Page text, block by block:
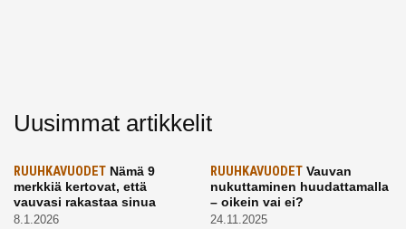
Uusimmat artikkelit
RUUHKAVUODET Nämä 9
merkkiä kertovat, että
vauvasi rakastaa sinua
8.1.2026
RUUHKAVUODETVauvan
nukuttaminen huudattamalla
– oikein vai ei?
24.11.2025